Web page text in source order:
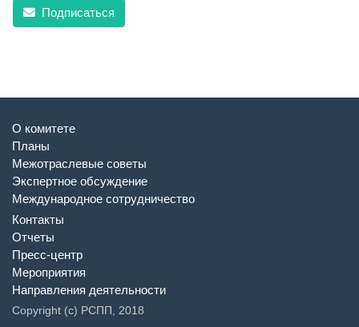
Подписаться
О комитете
Планы
Межотраслевые советы
Экспертное обсуждение
Международное сотрудничество
Контакты
Отчеты
Пресс-центр
Мероприятия
Направления деятельности
Copyright (c) РСПП, 2018